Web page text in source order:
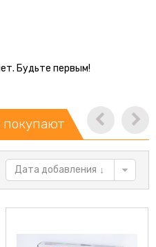
Будьте первым!
покупают
Дата добавления